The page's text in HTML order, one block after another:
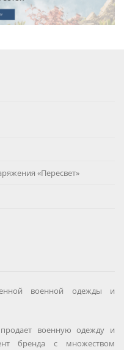
«Пересвет»
военной одежды и
продает военную одежду и
бренда с множеством